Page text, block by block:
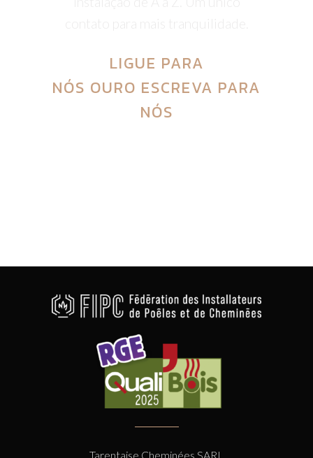
LIGUE PARA
NÓS OURO ESCREVA PARA
NÓS
Tarentaise Cheminées SARL